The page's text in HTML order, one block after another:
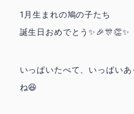
1月生まれの鳩の子たち
誕生日おめでとう✨🎉🎊👏✨
いっぱいたべて、いっぱい
ね😆